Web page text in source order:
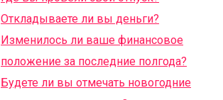
Откладываете ли вы деньги?
Изменилось ли ваше финансовое
положение за последние полгода?
Будете ли вы отмечать новогодние